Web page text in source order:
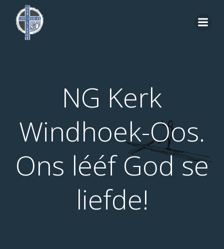
NG Kerk
Windhoek-Oos.
Ons lééf God se
liefde!